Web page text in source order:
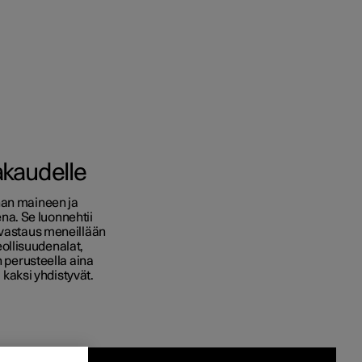
verotusarvot
maineen ja
Se luonnehtii
meneillään
perusteella aina
yhdistyvät.